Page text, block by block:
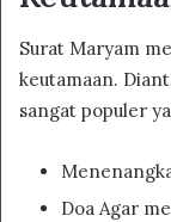
Surat Maryam
keutamaan.
sangat populer
Doa Agar